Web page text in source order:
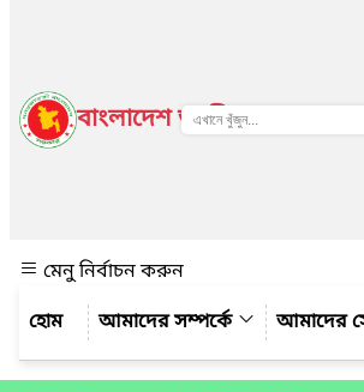
বাংলাদেশ জাতীয় তথ্য বাতায়ন
মেনু নির্বাচন করুন
আমাদের সম্পর্কে
আমাদের